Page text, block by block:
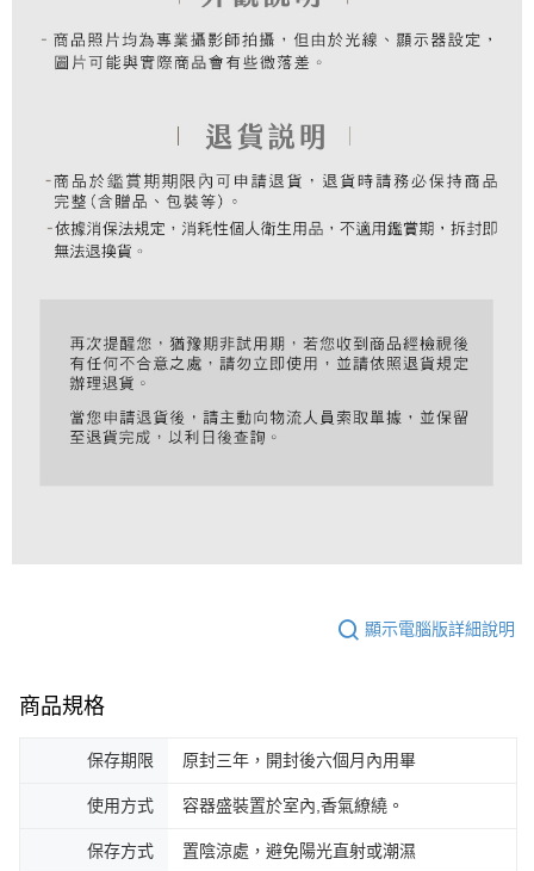
顯示電腦版詳細說明
商品規格
保存期限 原封三年，開封後六個月內用畢
使用方式 容器盛裝置於室內,香氣繚繞。
保存方式 置陰涼處，避免陽光直射或潮濕